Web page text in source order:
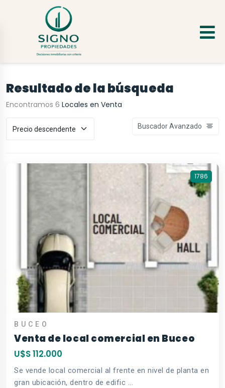
Resultado de la búsqueda
Encontramos 6 Locales en Venta
Buscador Avanzado
1786
BUCEO
Venta de local comercial en Buceo
U$S 112.000
Se vende local comercial al frente en nivel de planta en
gran ubicación, dentro de edific ...